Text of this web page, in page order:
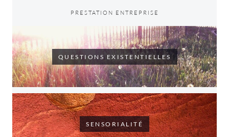
PRESTATION ENTREPRISE
QUESTIONS EXISTENTIELLES
SENSORIALITÉ